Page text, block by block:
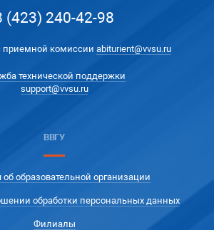
(423) 240-42-98
приемной комиссии abiturient@vvsu.ru
технической поддержки
support@vvsu.ru
ВВГУ
образовательной организации
обработки персональных данных
Филиалы